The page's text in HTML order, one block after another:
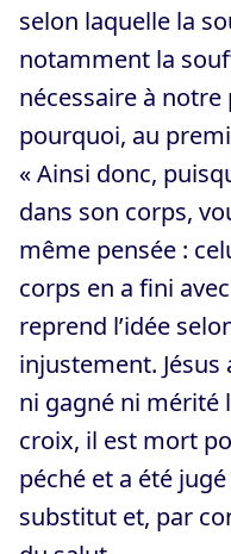
selon laquelle la
notamment la
nécessaire à notre
pourquoi, au
« Ainsi donc,
dans son corps,
même pensée :
corps en a fini
reprend l’idée
injustement. Jésus
ni gagné ni mérité
croix, il est mort
péché et a été
substitut et, par